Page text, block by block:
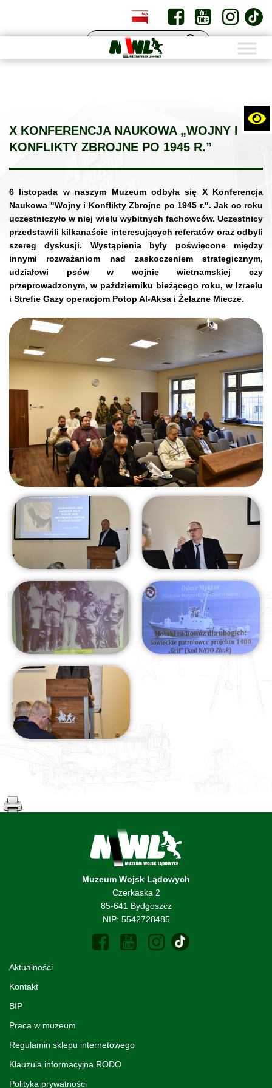
PL EN
X KONFERENCJA NAUKOWA „WOJNY I
KONFLIKTY ZBROJNE PO 1945 R.”
6 listopada w naszym Muzeum odbyła się X Konferencja
Naukowa "Wojny i Konflikty Zbrojne po 1945 r.". Jak co roku
uczestniczyło w niej wielu wybitnych fachowców. Uczestnicy
przedstawili kilkanaście interesujących referatów oraz odbyli
szereg dyskusji. Wystąpienia były poświęcone między
innymi rozważaniom nad zaskoczeniem strategicznym,
udziałowi psów w wojnie wietnamskiej czy
przeprowadzonym, w październiku bieżącego roku, w Izraelu
i Strefie Gazy operacjom Potop Al-Aksa i Żelazne Miecze.
Muzeum Wojsk Lądowych
Czerkaska 2
85-641 Bydgoszcz
NIP: 5542728485
Aktualności
Kontakt
BIP
Praca w muzeum
Regulamin sklepu internetowego
Klauzula informacyjna RODO
Polityka prywatności